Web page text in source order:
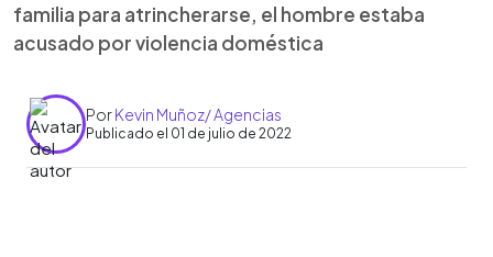
familia para atrincherarse, el hombre estaba
acusado por violencia doméstica
PorKevin Muñoz/ Agencias
Publicado el 01 de julio de 2022